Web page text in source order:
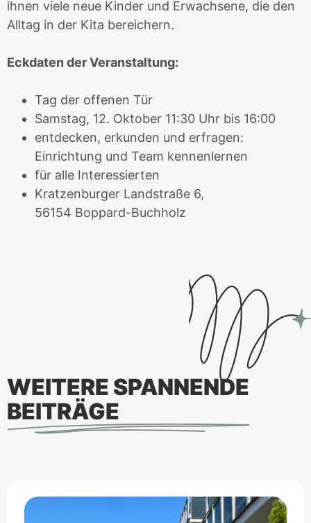
ihnen viele neue Kinder und Erwachsene, die den
Alltag in der Kita bereichern.
Eckdaten der Veranstaltung:
Tag der offenen Tür
Samstag, 12. Oktober 11:30 Uhr bis 16:00
entdecken, erkunden und erfragen:
Einrichtung und Team kennenlernen
für alle Interessierten
Kratzenburger Landstraße 6,
56154 Boppard-Buchholz
WEITERE SPANNENDE
BEITRÄGE